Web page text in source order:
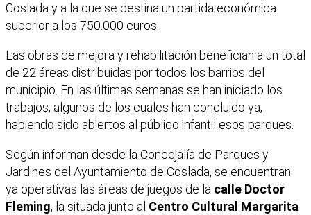
Coslada y a la que se destina un partida económica
superior a los 750.000 euros.
Las obras de mejora y rehabilitación benefician a un total
de 22 áreas distribuidas por todos los barrios del
municipio. En las últimas semanas se han iniciado los
trabajos, algunos de los cuales han concluido ya,
habiendo sido abiertos al público infantil esos parques.
Según informan desde la Concejalía de Parques y
Jardines del Ayuntamiento de Coslada, se encuentran
ya operativas las áreas de juegos de la calle Doctor
Fleming, la situada junto al Centro Cultural Margarita